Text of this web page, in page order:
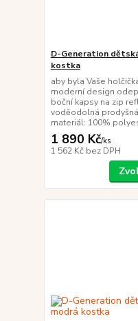
D-Generation
kostka
aby byla Vaše
moderní design
boční kapsy na zip
voděodolná
materiál: 100%
1 890 Kč/ks
1 562 Kč bez DPH